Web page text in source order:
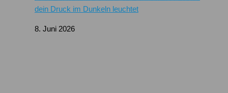
dein Druck im Dunkeln leuchtet
8. Juni 2026